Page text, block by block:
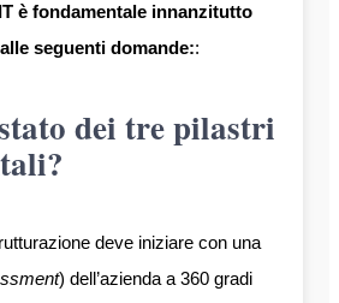
è fondamentale innanzitutto
seguenti domande::
dei tre pilastri
deve iniziare con una
) dell’azienda a 360 gradi